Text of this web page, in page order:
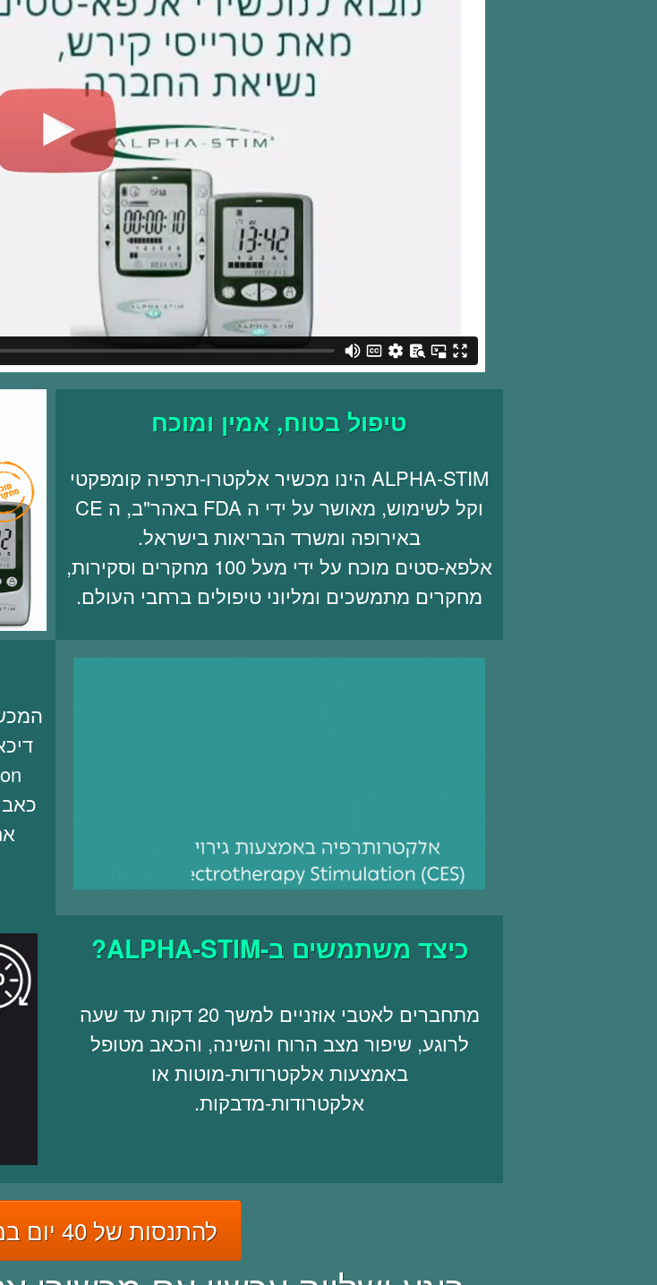
טיפול בטוח, אמין ומוכח
ALPHA-STIM הינו מכשיר אלקטרו-תרפיה קומפקטי
וקל לשימוש, מאושר על ידי ה FDA באהר"ב, ה CE
באירופה ומשרד הבריאות בישראל.
אלפא-סטים מוכח על ידי מעל 100 מחקרים וסקירות,
מחקרים מתמשכים ומליוני טיפולים ברחבי העולם.
כיצד משתמשים ב-ALPHA-STIM?
מתחברים לאטבי אוזניים למשך 20 דקות עד שעה
לרוגע, שיפור מצב הרוח והשינה, והכאב מטופל
באמצעות אלקטרודות-מוטות או
אלקטרודות-מדבקות.
להתנסות של 40 יום במחיר מיוחד